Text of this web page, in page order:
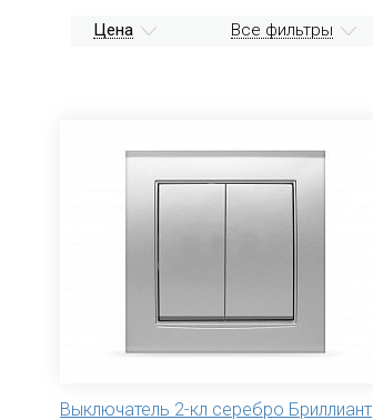
Цена Все фильтры
Выключатель 2-кл серебро Бриллиант